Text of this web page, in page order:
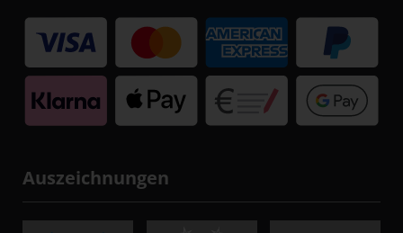
Auszeichnungen